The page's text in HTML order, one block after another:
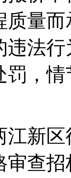
质量
违法
罚，
江新
审查